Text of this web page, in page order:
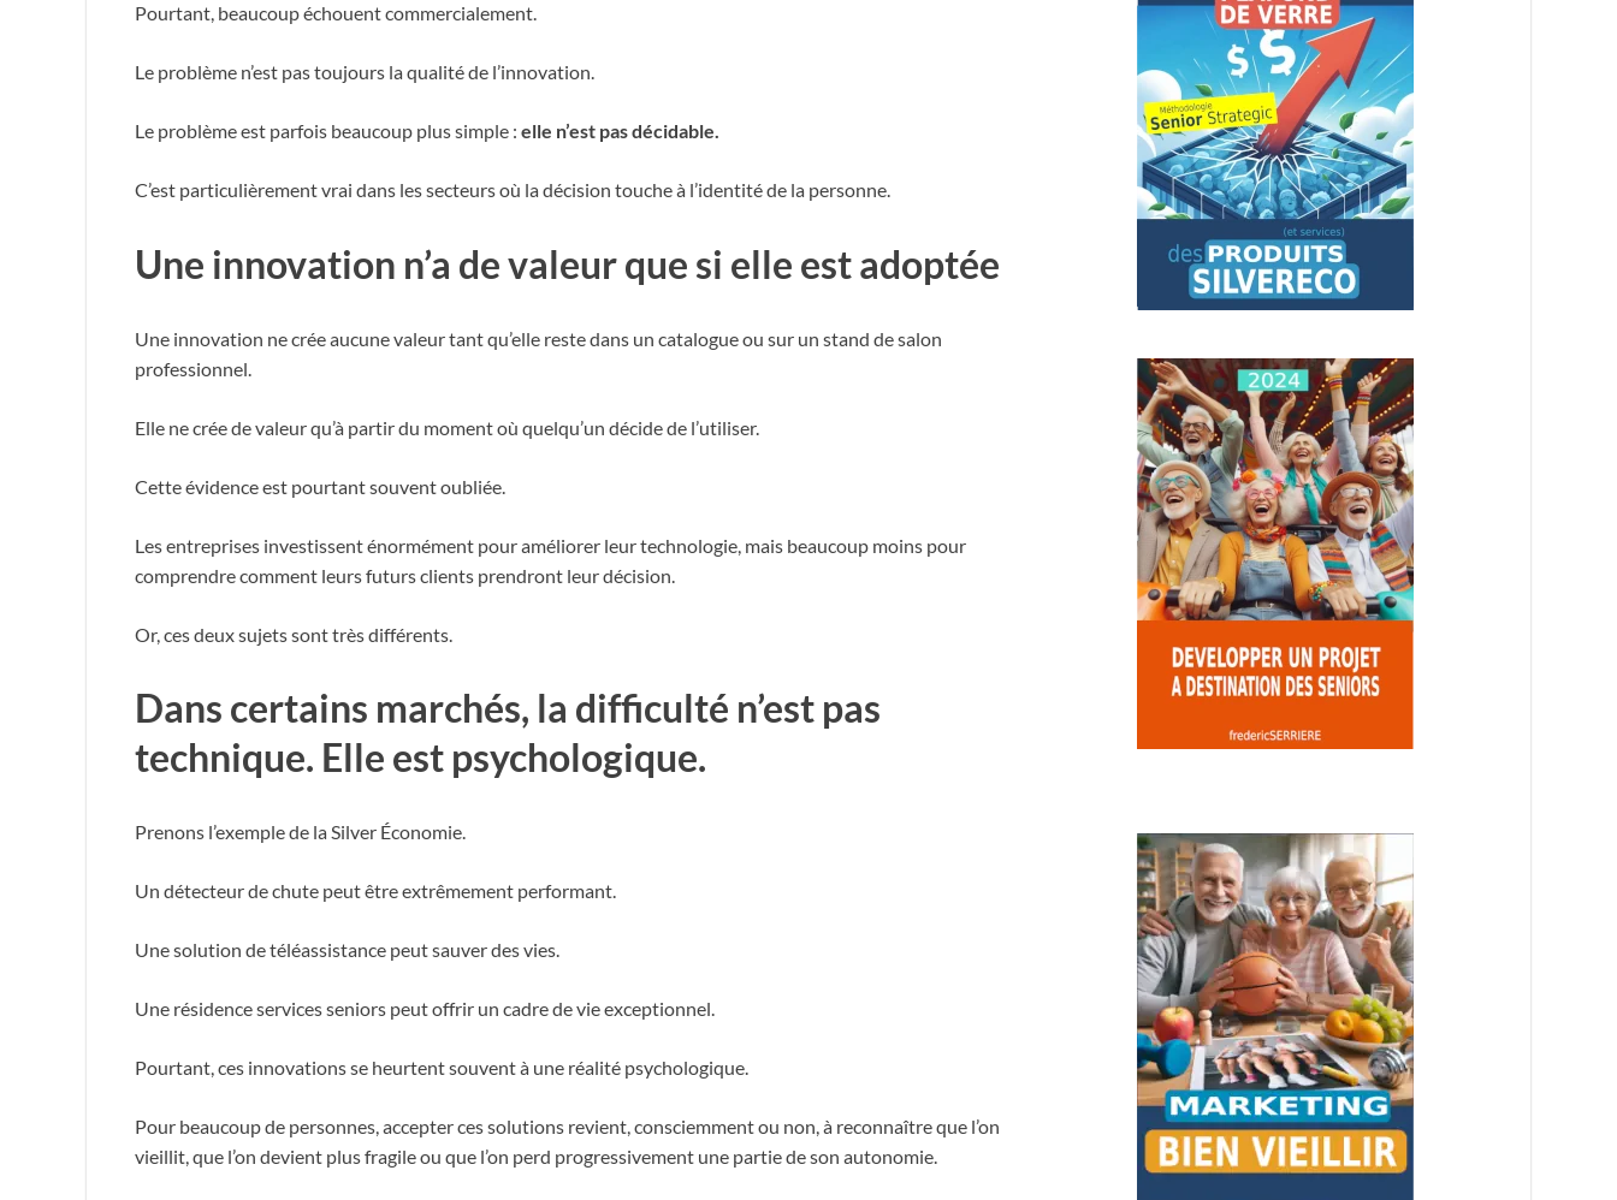
Pourtant, beaucoup échouent commercialement.
Le problème n’est pas toujours la qualité de l’innovation.
Le problème est parfois beaucoup plus simple : elle n’est pas décidable.
C’est particulièrement vrai dans les secteurs où la décision touche à l’identité de la personne.
Une innovation n’a de valeur que si elle est adoptée
Une innovation ne crée aucune valeur tant qu’elle reste dans un catalogue ou sur un stand de salon
professionnel.
Elle ne crée de valeur qu’à partir du moment où quelqu’un décide de l’utiliser.
Cette évidence est pourtant souvent oubliée.
Les entreprises investissent énormément pour améliorer leur technologie, mais beaucoup moins pour
comprendre comment leurs futurs clients prendront leur décision.
Or, ces deux sujets sont très différents.
Dans certains marchés, la difficulté n’est pas
technique. Elle est psychologique.
Prenons l’exemple de la Silver Économie.
Un détecteur de chute peut être extrêmement performant.
Une solution de téléassistance peut sauver des vies.
Une résidence services seniors peut offrir un cadre de vie exceptionnel.
Pourtant, ces innovations se heurtent souvent à une réalité psychologique.
Pour beaucoup de personnes, accepter ces solutions revient, consciemment ou non, à reconnaître que l’on
vieillit, que l’on devient plus fragile ou que l’on perd progressivement une partie de son autonomie.